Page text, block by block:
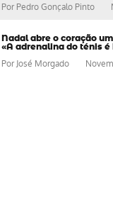
Por Pedro Gonçalo Pinto
Nadal abre o coração
«A adrenalina do ténis
PorJosé Morgado